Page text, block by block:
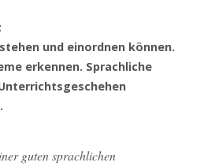
und einordnen können.
erkennen. Sprachliche
guten sprachlichen